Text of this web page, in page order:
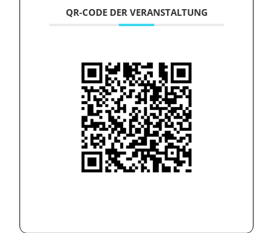
QR-CODE DER VERANSTALTUNG